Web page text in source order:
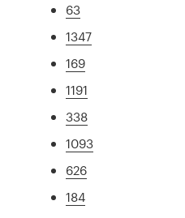
63
1347
169
1191
338
1093
626
184